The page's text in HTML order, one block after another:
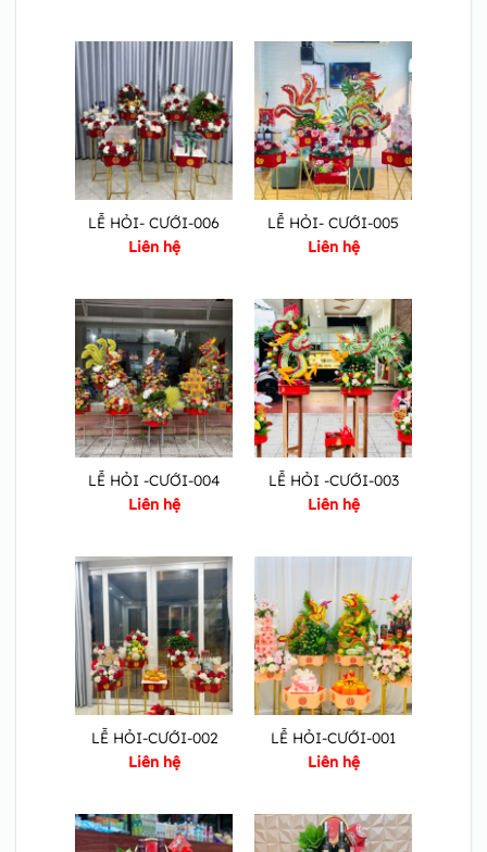
LỄ HỎI- CƯỚI-006
Liên hệ
LỄ HỎI- CƯỚI-005
Liên hệ
LỄ HỎI -CƯỚI-004
Liên hệ
LỄ HỎI -CƯỚI-003
Liên hệ
LỄ HỎI-CƯỚI-002
Liên hệ
LỄ HỎI-CƯỚI-001
Liên hệ